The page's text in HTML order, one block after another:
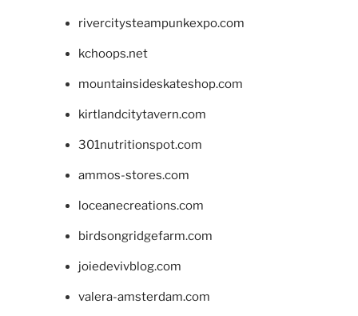
rivercitysteampunkexpo.com
kchoops.net
mountainsideskateshop.com
kirtlandcitytavern.com
301nutritionspot.com
ammos-stores.com
loceanecreations.com
birdsongridgefarm.com
joiedevivblog.com
valera-amsterdam.com